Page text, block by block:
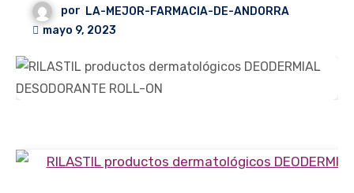
por LA-MEJOR-FARMACIA-DE-ANDORRA
mayo 9, 2023